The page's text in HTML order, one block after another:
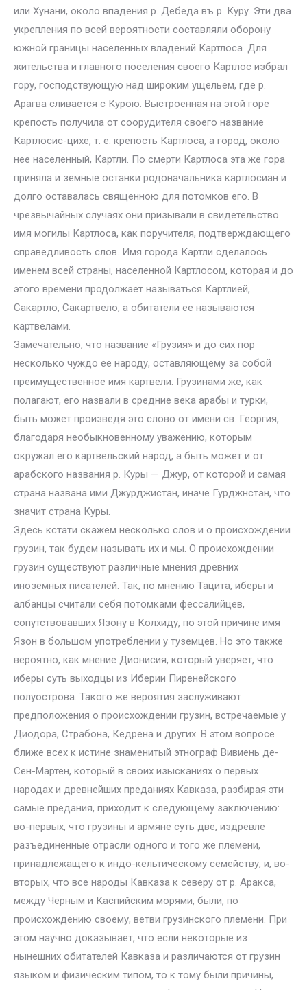
или Хунани, около впадения р. Дебеда въ р. Куру. Эти два
укрепления по всей вероятности составляли оборону
южной границы населенных владений Картлоса. Для
жительства и главного поселения своего Картлос избрал
гору, господствующую над широким ущельем, где р.
Арагва сливается с Курою. Выстроенная на этой горе
крепость получила от соорудителя своего название
Картлосис-цихе, т. е. крепость Картлоса, а город, около
нее населенный, Картли. По смерти Картлоса эта же гора
приняла и земные останки родоначальника картлосиан и
долго оставалась священною для потомков его. В
чрезвычайных случаях они призывали в свидетельство
имя могилы Картлоса, как поручителя, подтверждающего
справедливость слов. Имя города Картли сделалось
именем всей страны, населенной Картлосом, которая и до
этого времени продолжает называться Картлией,
Сакартло, Сакартвело, а обитатели ее называются
картвелами.
Замечательно, что название «Грузия» и до сих пор
несколько чуждо ее народу, оставляющему за собой
преимущественное имя картвели. Грузинами же, как
полагают, его назвали в средние века арабы и турки,
быть может произведя это слово от имени св. Георгия,
благодаря необыкновенному уважению, которым
окружал его картвельский народ, а быть может и от
арабского названия р. Куры — Джур, от которой и самая
страна названа ими Джурджистан, иначе Гурджнстан, что
значит страна Куры.
Здесь кстати скажем несколько слов и о происхождении
грузин, так будем называть их и мы. О происхождении
грузин существуют различные мнения древних
иноземных писателей. Так, по мнению Тацита, иберы и
албанцы считали себя потомками фессалийцев,
сопутствовавших Язону в Колхиду, по этой причине имя
Язон в большом употреблении у туземцев. Но это также
вероятно, как мнение Дионисия, который уверяет, что
иберы суть выходцы из Иберии Пиренейского
полуострова. Такого же вероятия заслуживают
предположения о происхождении грузин, встречаемые у
Диодора, Страбона, Кедрена и других. В этом вопросе
ближе всех к истине знаменитый этнограф Вивиень де-
Сен-Мартен, который в своих изысканиях о первых
народах и древнейших преданиях Кавказа, разбирая эти
самые предания, приходит к следующему заключению:
во-первых, что грузины и армяне суть две, издревле
разъединенные отрасли одного и того же племени,
принадлежащего к индо-кельтическому семейству, и, во-
вторых, что все народы Кавказа к северу от р. Аракса,
между Черным и Каспийским морями, были, по
происхождению своему, ветви грузинского племени. При
этом научно доказывает, что если некоторые из
нынешних обитателей Кавказа и различаются от грузин
языком и физическим типом, то к тому были причины,